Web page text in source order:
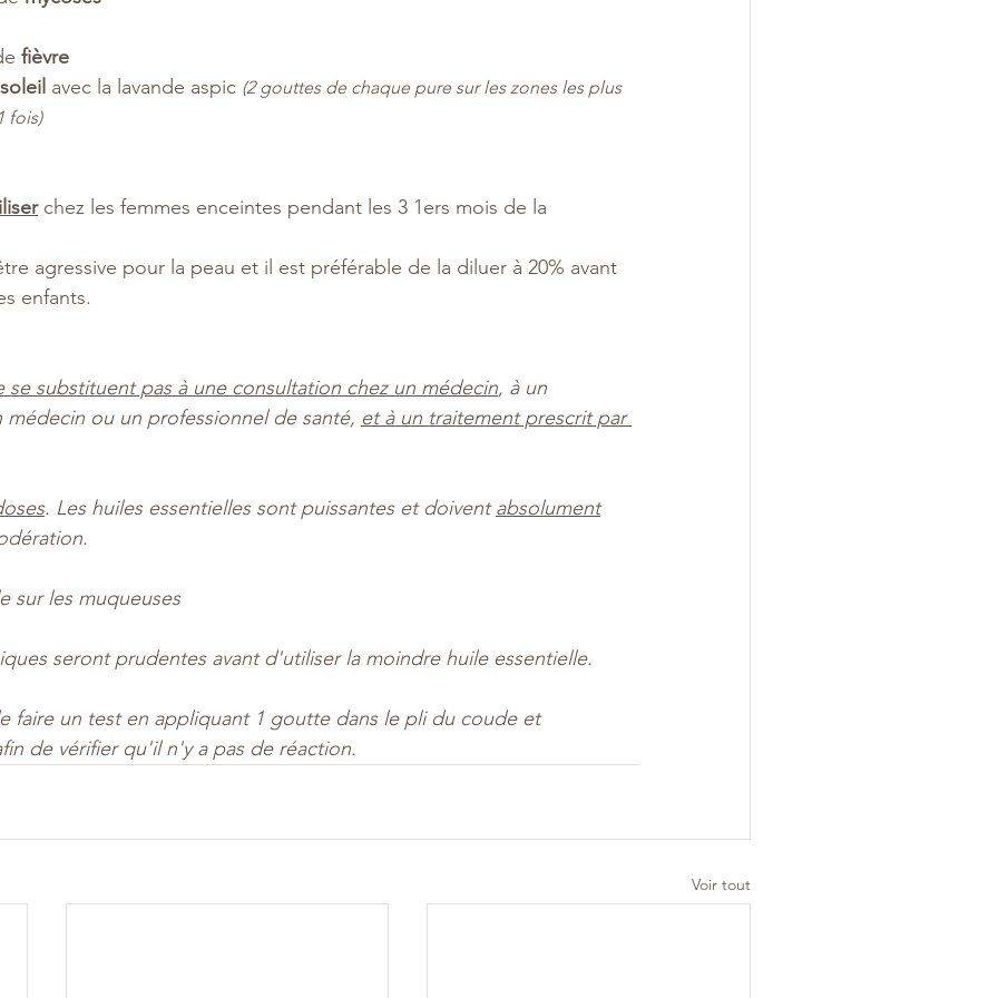
fièvre
avec la lavande aspic (2 gouttes de chaque pure sur les zones les plus
fois)
chez les femmes enceintes pendant les 3 1ers mois de la
agressive pour la peau et il est préférable de la diluer à 20% avant
enfants.
se substituent pas à une consultation chez un médecin, à un
ou un professionnel de santé, et à un traitement prescrit par
. Les huiles essentielles sont puissantes et doivent absolument
sur les muqueuses
seront prudentes avant d'utiliser la moindre huile essentielle.
faire un test en appliquant 1 goutte dans le pli du coude et
de vérifier qu'il n'y a pas de réaction.
Voir tout